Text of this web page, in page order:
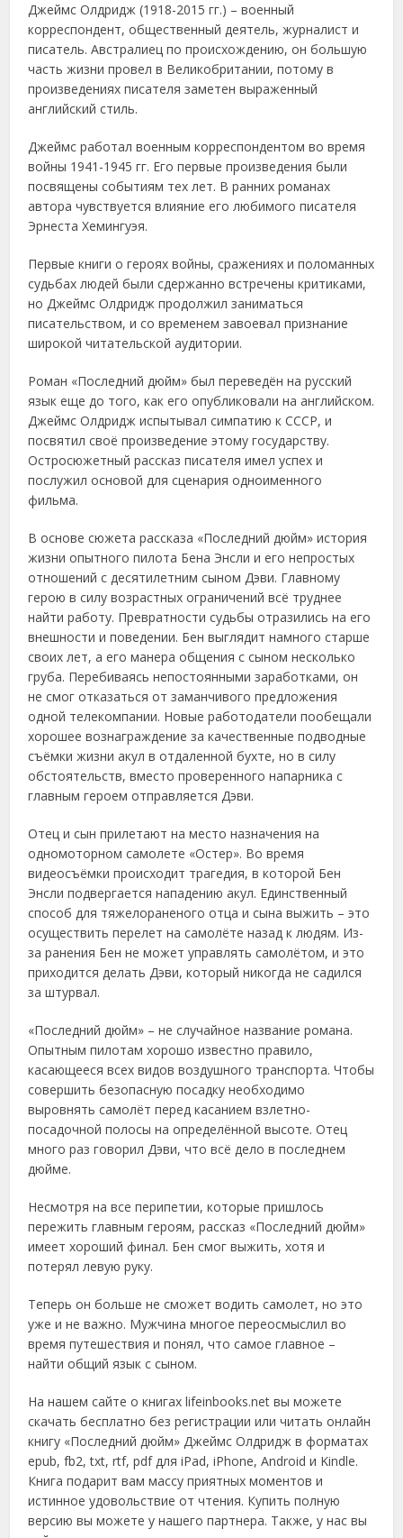
Джеймс Олдридж (1918-2015 гг.) – военный
корреспондент, общественный деятель, журналист и
писатель. Австралиец по происхождению, он большую
часть жизни провел в Великобритании, потому в
произведениях писателя заметен выраженный
английский стиль.
Джеймс работал военным корреспондентом во время
войны 1941-1945 гг. Его первые произведения были
посвящены событиям тех лет. В ранних романах
автора чувствуется влияние его любимого писателя
Эрнеста Хемингуэя.
Первые книги о героях войны, сражениях и поломанных
судьбах людей были сдержанно встречены критиками,
но Джеймс Олдридж продолжил заниматься
писательством, и со временем завоевал признание
широкой читательской аудитории.
Роман «Последний дюйм» был переведён на русский
язык еще до того, как его опубликовали на английском.
Джеймс Олдридж испытывал симпатию к СССР, и
посвятил своё произведение этому государству.
Остросюжетный рассказ писателя имел успех и
послужил основой для сценария одноименного
фильма.
В основе сюжета рассказа «Последний дюйм» история
жизни опытного пилота Бена Энсли и его непростых
отношений с десятилетним сыном Дэви. Главному
герою в силу возрастных ограничений всё труднее
найти работу. Превратности судьбы отразились на его
внешности и поведении. Бен выглядит намного старше
своих лет, а его манера общения с сыном несколько
груба. Перебиваясь непостоянными заработками, он
не смог отказаться от заманчивого предложения
одной телекомпании. Новые работодатели пообещали
хорошее вознаграждение за качественные подводные
съёмки жизни акул в отдаленной бухте, но в силу
обстоятельств, вместо проверенного напарника с
главным героем отправляется Дэви.
Отец и сын прилетают на место назначения на
одномоторном самолете «Остер». Во время
видеосъёмки происходит трагедия, в которой Бен
Энсли подвергается нападению акул. Единственный
способ для тяжелораненого отца и сына выжить – это
осуществить перелет на самолёте назад к людям. Из-
за ранения Бен не может управлять самолётом, и это
приходится делать Дэви, который никогда не садился
за штурвал.
«Последний дюйм» – не случайное название романа.
Опытным пилотам хорошо известно правило,
касающееся всех видов воздушного транспорта. Чтобы
совершить безопасную посадку необходимо
выровнять самолёт перед касанием взлетно-
посадочной полосы на определённой высоте. Отец
много раз говорил Дэви, что всё дело в последнем
дюйме.
Несмотря на все перипетии, которые пришлось
пережить главным героям, рассказ «Последний дюйм»
имеет хороший финал. Бен смог выжить, хотя и
потерял левую руку.
Теперь он больше не сможет водить самолет, но это
уже и не важно. Мужчина многое переосмыслил во
время путешествия и понял, что самое главное –
найти общий язык с сыном.
На нашем сайте о книгах lifeinbooks.net вы можете
скачать бесплатно без регистрации или читать онлайн
книгу «Последний дюйм» Джеймс Олдридж в форматах
epub, fb2, txt, rtf, pdf для iPad, iPhone, Android и Kindle.
Книга подарит вам массу приятных моментов и
истинное удовольствие от чтения. Купить полную
версию вы можете у нашего партнера. Также, у нас вы